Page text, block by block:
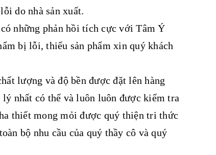
do nhà sản xuất.
những phản hồi tích cực với Tâm Ý
bị lỗi, thiếu sản phẩm xin quý khách
lượng và độ bền được đặt lên hàng
lý nhất có thể và luôn luôn được kiểm tra
thiết mong mỏi được quý thiện tri thức
bộ nhu cầu của quý thầy cô và quý